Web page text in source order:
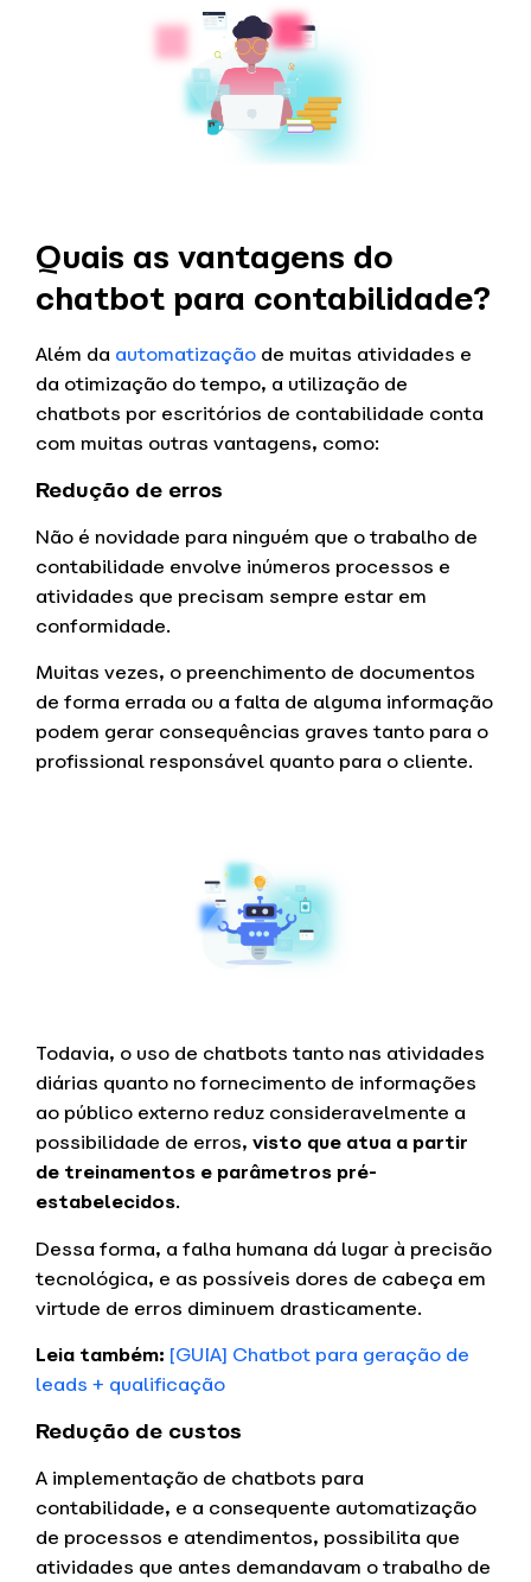
Quais as vantagens do
chatbot para contabilidade?
Além da automatização de muitas atividades e
da otimização do tempo, a utilização de
chatbots por escritórios de contabilidade conta
com muitas outras vantagens, como:
Redução de erros
Não é novidade para ninguém que o trabalho de
contabilidade envolve inúmeros processos e
atividades que precisam sempre estar em
conformidade.
Muitas vezes, o preenchimento de documentos
de forma errada ou a falta de alguma informação
podem gerar consequências graves tanto para o
profissional responsável quanto para o cliente.
Todavia, o uso de chatbots tanto nas atividades
diárias quanto no fornecimento de informações
ao público externo reduz consideravelmente a
possibilidade de erros, visto que atua a partir
de treinamentos e parâmetros pré-
estabelecidos.
Dessa forma, a falha humana dá lugar à precisão
tecnológica, e as possíveis dores de cabeça em
virtude de erros diminuem drasticamente.
Leia também: [GUIA] Chatbot para geração de
leads + qualificação
Redução de custos
A implementação de chatbots para
contabilidade, e a consequente automatização
de processos e atendimentos, possibilita que
atividades que antes demandavam o trabalho de